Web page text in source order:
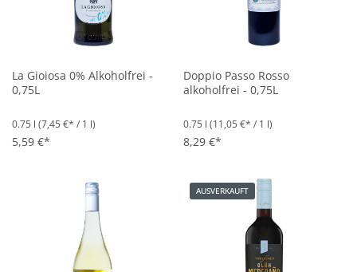
La Gioiosa 0% Alkoholfrei -
0,75L
0.75 l (7,45 €* / 1 l)
5,59 €*
Doppio Passo Rosso
alkoholfrei - 0,75L
0.75 l (11,05 €* / 1 l)
8,29 €*
AUSVERKAUFT